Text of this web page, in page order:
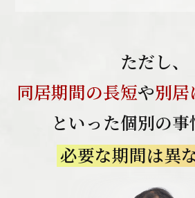
ただし、
同居期間の長短や別
といった個別の事
必要な期間は異